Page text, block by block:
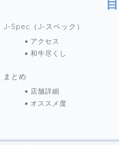
J-Spec（J-スペック）
アクセス
和牛尽くし
まとめ
店舗詳細
オススメ度